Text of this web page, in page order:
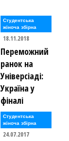
Студентська
жіноча збірна
18.11.2018
Переможний
ранок на
Універсіаді:
Україна у
фіналі
Студентська
жіноча збірна
24.07.2017